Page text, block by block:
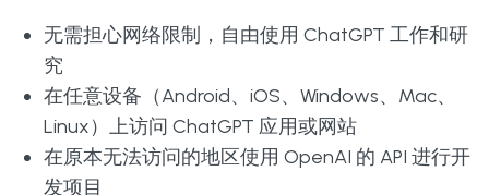
无需担心网络限制，自由使用 ChatGPT 工作和研
究
在任意设备（Android、iOS、Windows、Mac、
Linux）上访问 ChatGPT 应用或网站
在原本无法访问的地区使用 OpenAI 的 API 进行开
发项目